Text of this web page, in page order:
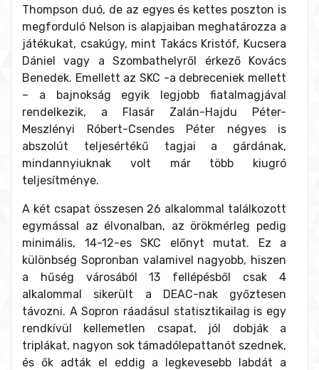
Thompson duó, de az egyes és kettes poszton is
megforduló Nelson is alapjaiban meghatározza a
játékukat, csakúgy, mint Takács Kristóf, Kucsera
Dániel vagy a Szombathelyről érkező Kovács
Benedek. Emellett az SKC -a debreceniek mellett
– a bajnokság egyik legjobb fiatalmagjával
rendelkezik, a Flasár Zalán-Hajdu Péter-
Meszlényi Róbert-Csendes Péter négyes is
abszolút teljesértékű tagjai a gárdának,
mindannyiuknak volt már több kiugró
teljesítménye.
A két csapat összesen 26 alkalommal találkozott
egymással az élvonalban, az örökmérleg pedig
minimális, 14-12-es SKC előnyt mutat. Ez a
különbség Sopronban valamivel nagyobb, hiszen
a hűség városából 13 fellépésből csak 4
alkalommal sikerült a DEAC-nak győztesen
távozni. A Sopron ráadásul statisztikailag is egy
rendkívül kellemetlen csapat, jól dobják a
triplákat, nagyon sok támadólepattanót szednek,
és ők adták el eddig a legkevesebb labdát a